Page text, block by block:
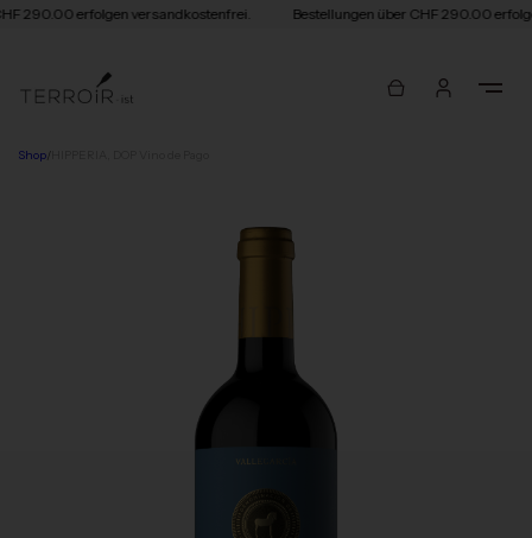
290.00 erfolgen versandkostenfrei. Bestellungen über CHF 290.00
Shop/